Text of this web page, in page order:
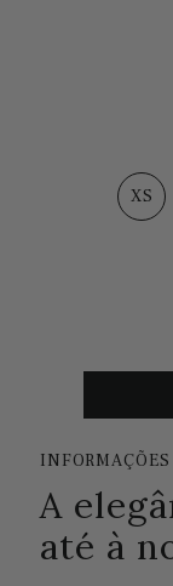
XS
A
até à